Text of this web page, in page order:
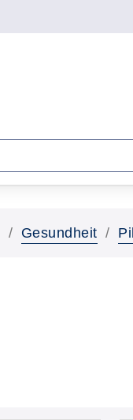
Gesundheit